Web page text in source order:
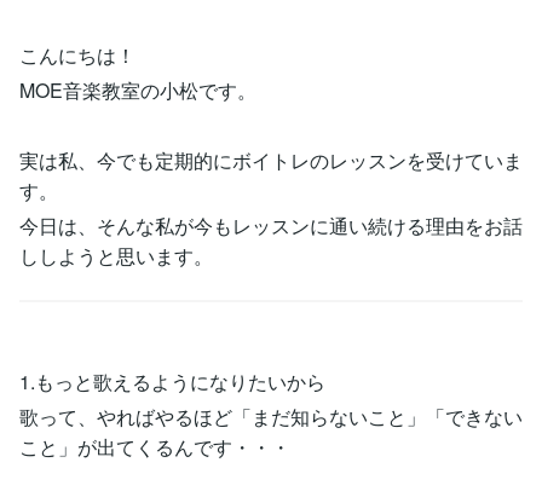
こんにちは！
MOE音楽教室の小松です。
実は私、今でも定期的にボイトレのレッスンを受けていま
す。
今日は、そんな私が今もレッスンに通い続ける理由をお話
ししようと思います。
1.もっと歌えるようになりたいから
歌って、やればやるほど「まだ知らないこと」「できない
こと」が出てくるんです・・・